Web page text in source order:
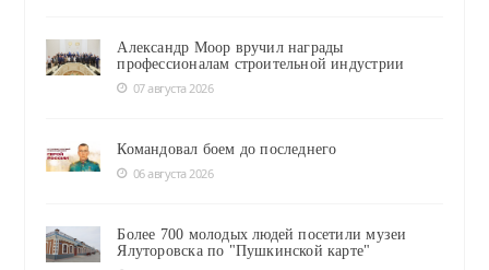
Александр Моор вручил награды
профессионалам строительной индустрии
07 августа 2026
Командовал боем до последнего
06 августа 2026
Более 700 молодых людей посетили музеи
Ялуторовска по "Пушкинской карте"